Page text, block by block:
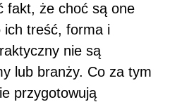
fakt, że choć są one
ich treść, forma i
nie są
lub branży. Co za tym
przygotowują